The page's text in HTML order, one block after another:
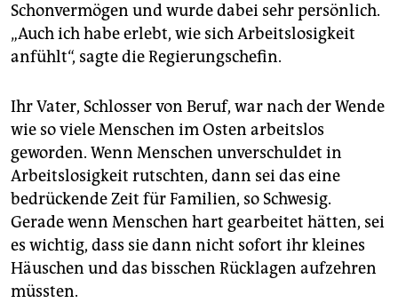
Schonvermögen und wurde dabei sehr persönlich.
„Auch ich habe erlebt, wie sich Arbeitslosigkeit
anfühlt“, sagte die Regierungschefin.
Ihr Vater, Schlosser von Beruf, war nach der Wende
wie so viele Menschen im Osten arbeitslos
geworden. Wenn Menschen unverschuldet in
Arbeitslosigkeit rutschten, dann sei das eine
bedrückende Zeit für Familien, so Schwesig.
Gerade wenn Menschen hart gearbeitet hätten, sei
es wichtig, dass sie dann nicht sofort ihr kleines
Häuschen und das bisschen Rücklagen aufzehren
müssten.